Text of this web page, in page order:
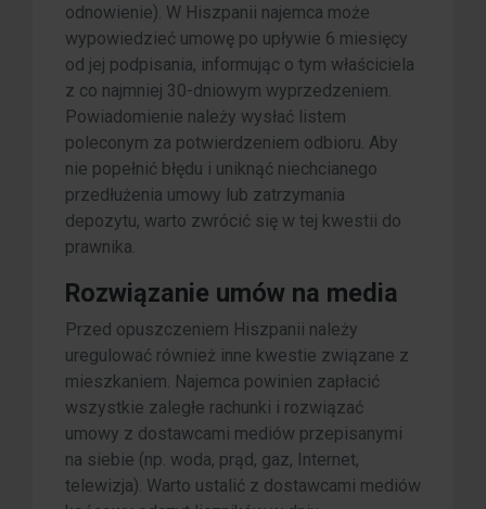
odnowienie). W Hiszpanii najemca może
wypowiedzieć umowę po upływie 6 miesięcy
od jej podpisania, informując o tym właściciela
z co najmniej 30-dniowym wyprzedzeniem.
Powiadomienie należy wysłać listem
poleconym za potwierdzeniem odbioru. Aby
nie popełnić błędu i uniknąć niechcianego
przedłużenia umowy lub zatrzymania
depozytu, warto zwrócić się w tej kwestii do
prawnika.
Rozwiązanie umów na media
Przed opuszczeniem Hiszpanii należy
uregulować również inne kwestie związane z
mieszkaniem. Najemca powinien zapłacić
wszystkie zaległe rachunki i rozwiązać
umowy z dostawcami mediów przepisanymi
na siebie (np. woda, prąd, gaz, Internet,
telewizja). Warto ustalić z dostawcami mediów